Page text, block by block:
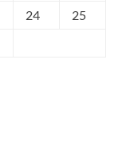
24
25